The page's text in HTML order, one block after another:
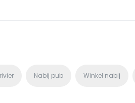
Nabij pub Winkel nabij